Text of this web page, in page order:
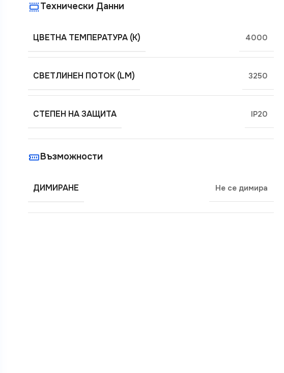
Технически Данни
ЦВЕТНА ТЕМПЕРАТУРА (K) 4000
СВЕТЛИНЕН ПОТОК (LM) 3250
СТЕПЕН НА ЗАЩИТА IP20
Възможности
ДИМИРАНЕ Не се димира